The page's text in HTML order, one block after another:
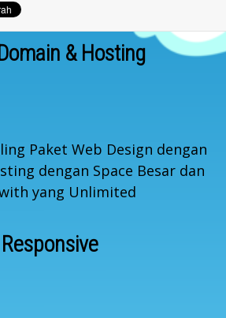
& Hosting
Paket Web Design dengan
dengan Space Besar dan
yang Unlimited
Responsive